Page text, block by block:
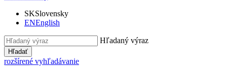
SKSlovensky
ENEnglish
Hľadaný výraz
Hľadať
rozšírené vyhľadávanie